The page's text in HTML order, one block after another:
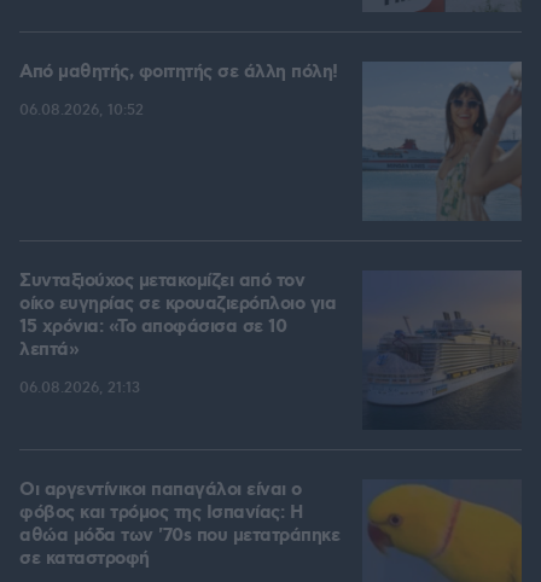
Από μαθητής, φοιτητής σε άλλη πόλη!
06.08.2026, 10:52
Συνταξιούχος μετακομίζει από τον
οίκο ευγηρίας σε κρουαζιερόπλοιο για
15 χρόνια: «Το αποφάσισα σε 10
λεπτά»
06.08.2026, 21:13
Οι αργεντίνικοι παπαγάλοι είναι ο
φόβος και τρόμος της Ισπανίας: Η
αθώα μόδα των '70s που μετατράπηκε
σε καταστροφή